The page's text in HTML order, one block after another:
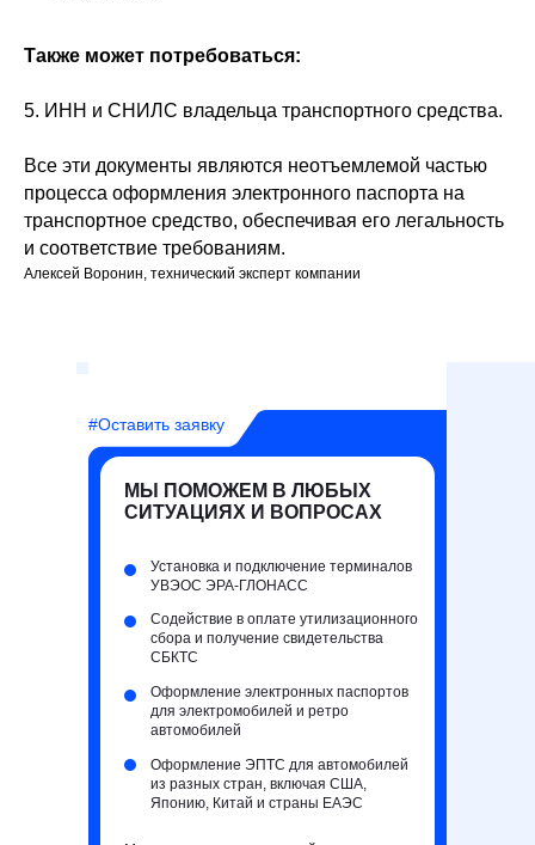
Также может потребоваться:
5. ИНН и СНИЛС владельца транспортного средства.
Все эти документы являются неотъемлемой частью
процесса оформления электронного паспорта на
транспортное средство, обеспечивая его легальность
и соответствие требованиям.
Алексей Воронин, технический эксперт компании
#Оставить заявку
МЫ ПОМОЖЕМ В ЛЮБЫХ
СИТУАЦИЯХ И ВОПРОСАХ
Оформление ЭПТС для автомобилей
из разных стран, включая США,
Японию, Китай и страны ЕАЭС
Установка и подключение терминалов
УВЭОС ЭРА-ГЛОНАСС
Содействие в оплате утилизационного
сбора и получение свидетельства
СБКТС
Оформление электронных паспортов
для электромобилей и ретро
автомобилей